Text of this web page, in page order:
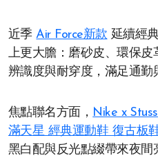
近季Air Force新款 延續經
上更大膽：磨砂皮、環保
辨識度與耐穿度，滿足通勤
焦點聯名方面， Nike x
滿天星 經典運動鞋 復古板
黑白配與反光點綴帶來夜